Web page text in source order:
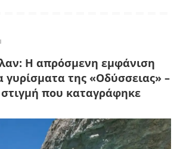
Η απρόσμενη εμφάνιση
γυρίσματα της «Οδύσσειας» –
που καταγράφηκε